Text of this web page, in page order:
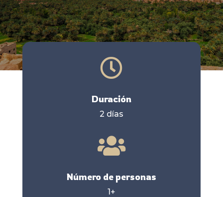

Duración
2 días

Número de personas
1+